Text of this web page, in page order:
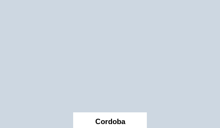
Cordoba